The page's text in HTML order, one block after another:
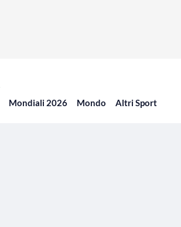
Mondiali 2026 Mondo Altri Sport